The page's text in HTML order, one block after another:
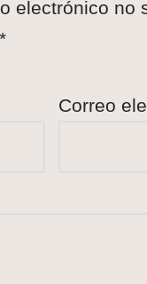
electrónico no
*
Correo